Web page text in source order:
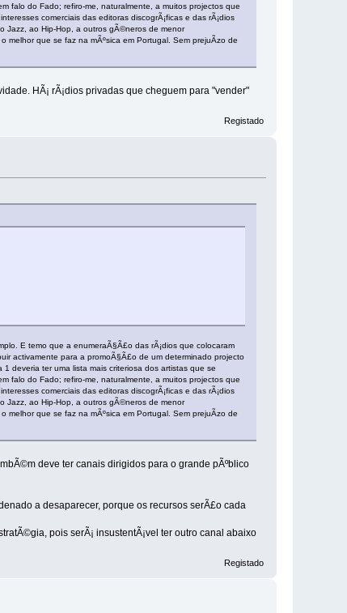
falo do Fado; refiro-me, naturalmente, a muitos projectos que
comerciais das editoras discogrÃ¡ficas e das rÃ¡dios
Jazz, ao Hip-Hop, a outros gÃ©neros de menor
que se faz na mÃºsica em Portugal. Sem prejuÃ­zo de
HÃ¡ rÃ¡dios privadas que cheguem para "vender"
Registado
E temo que a enumeraÃ§Ã£o das rÃ¡dios que colocaram
activamente para a promoÃ§Ã£o de um determinado projecto
deveria ter uma lista mais criteriosa dos artistas que se
falo do Fado; refiro-me, naturalmente, a muitos projectos que
comerciais das editoras discogrÃ¡ficas e das rÃ¡dios
Jazz, ao Hip-Hop, a outros gÃ©neros de menor
que se faz na mÃºsica em Portugal. Sem prejuÃ­zo de
deve ter canais dirigidos para o grande pÃºblico
a desaparecer, porque os recursos serÃ£o cada
pois serÃ¡ insustentÃ¡vel ter outro canal abaixo
Registado